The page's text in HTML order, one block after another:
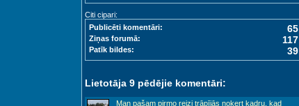
Citi cipari:
Publicēti komentāri:
65
Ziņas forumā: 117
Patīk bildes: 39
Lietotāja 9 pēdējie komentāri:
Man pašam pirmo reizi trāpījās noķert kadru, kad